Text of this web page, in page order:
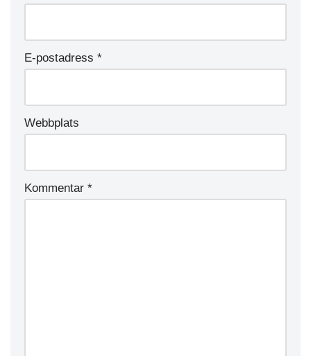
E-postadress *
Webbplats
Kommentar *